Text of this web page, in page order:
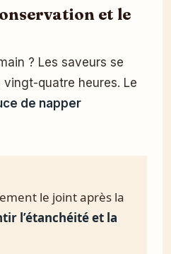
et le
? Les saveurs se
quatre heures. Le
de napper
le joint après la
l’étanchéité et la